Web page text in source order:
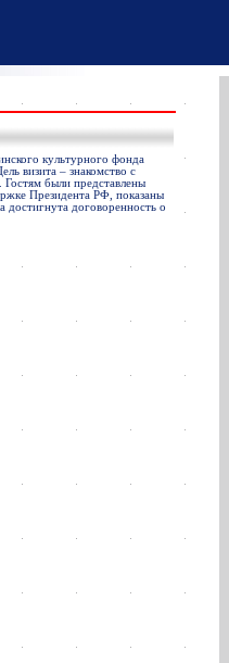
культурного фонда
визита – знакомство с
Гостям были представлены
Президента РФ, показаны
достигнута договоренность о